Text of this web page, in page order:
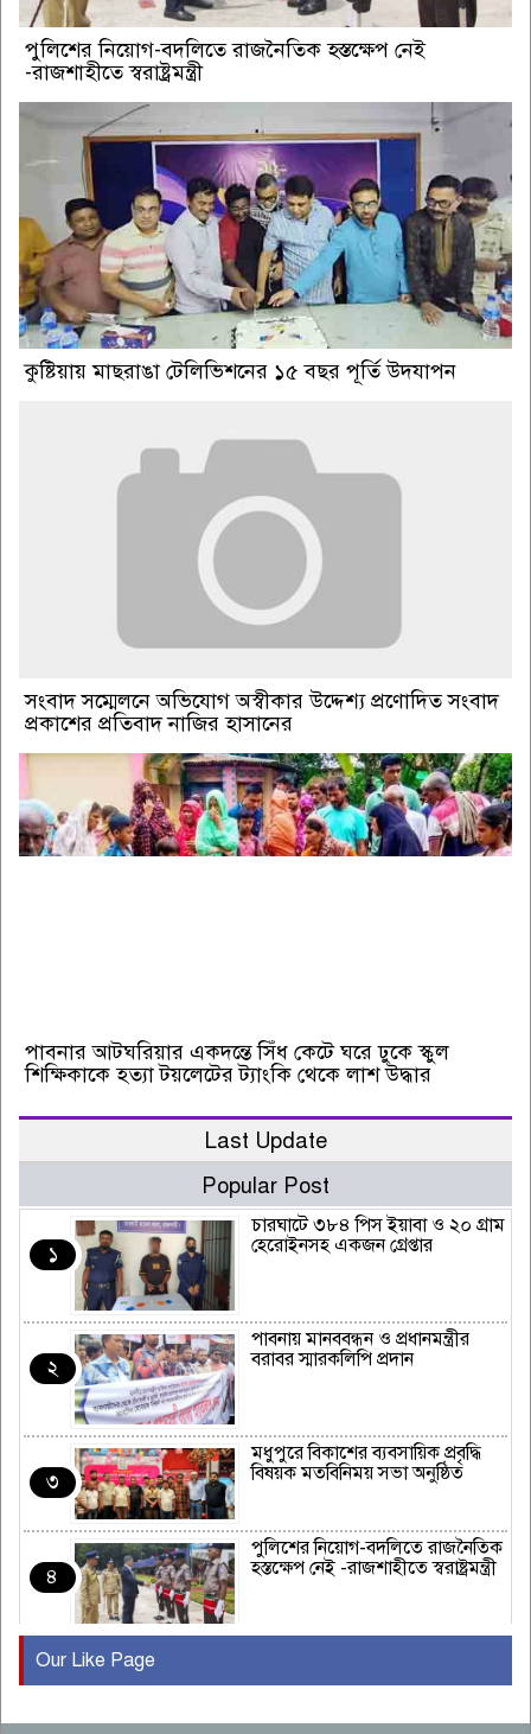
পুলিশের নিয়োগ-বদলিতে রাজনৈতিক হস্তক্ষেপ নেই
-রাজশাহীতে স্বরাষ্ট্রমন্ত্রী
কুষ্টিয়ায় মাছরাঙা টেলিভিশনের ১৫ বছর পূর্তি উদযাপন
সংবাদ সম্মেলনে অভিযোগ অস্বীকার উদ্দেশ্য প্রণোদিত সংবাদ
প্রকাশের প্রতিবাদ নাজির হাসানের
পাবনার আটঘরিয়ার একদন্তে সিঁধ কেটে ঘরে ঢুকে স্কুল
শিক্ষিকাকে হত্যা টয়লেটের ট্যাংকি থেকে লাশ উদ্ধার
Last Update
Popular Post
১
চারঘাটে ৩৮৪ পিস ইয়াবা ও ২০ গ্রাম
হেরোইনসহ একজন গ্রেপ্তার
২
পাবনায় মানববন্ধন ও প্রধানমন্ত্রীর
বরাবর স্মারকলিপি প্রদান
৩
মধুপুরে বিকাশের ব্যবসায়িক প্রবৃদ্ধি
বিষয়ক মতবিনিময় সভা অনুষ্ঠিত
৪
পুলিশের নিয়োগ-বদলিতে রাজনৈতিক
হস্তক্ষেপ নেই -রাজশাহীতে স্বরাষ্ট্রমন্ত্রী
৫
বছর পূর্তি উদযাপন
Our Like Page